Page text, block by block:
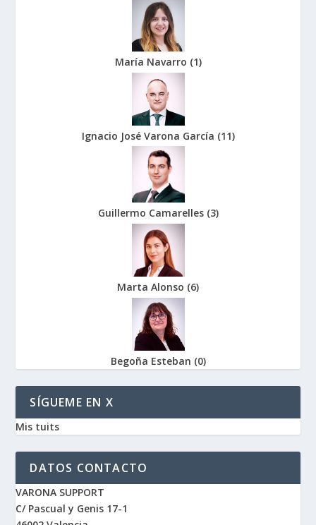
María Navarro (1)
Ignacio José Varona García (11)
Guillermo Camarelles (3)
Marta Alonso (6)
Begoña Esteban (0)
SÍGUEME EN X
Mis tuits
DATOS CONTACTO
VARONA SUPPORT
C/ Pascual y Genis 17-1